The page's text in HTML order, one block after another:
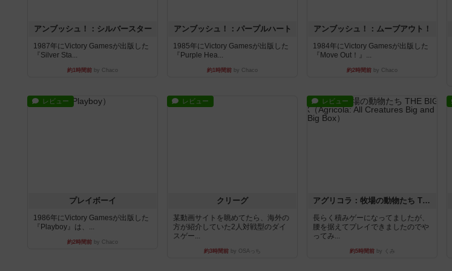
アンブッシュ！：シルバースター
1987年にVictory Gamesが出版した
『Silver Sta...
約1時間前 by Chaco
アンブッシュ！：パープルハート
1985年にVictory Gamesが出版した
『Purple Hea...
約1時間前 by Chaco
アンブッシュ！：ムーブアウト！
1984年にVictory Gamesが出版した
『Move Out！』...
約2時間前 by Chaco
レビュー
プレイボーイ
1986年にVictory Gamesが出版した
『Playboy』は、...
約2時間前 by Chaco
レビュー
クリーグ
某動画サイトを眺めてたら、海外の
方が紹介していた2人対戦型のダイ
スゲー...
約3時間前 by OSAっち
レビュー
アグリコラ：牧場の動物たち THE BIG BOX
長らく積みゲーになってましたが、
腰を据えてプレイできましたのでや
ってみ...
約5時間前by くみ